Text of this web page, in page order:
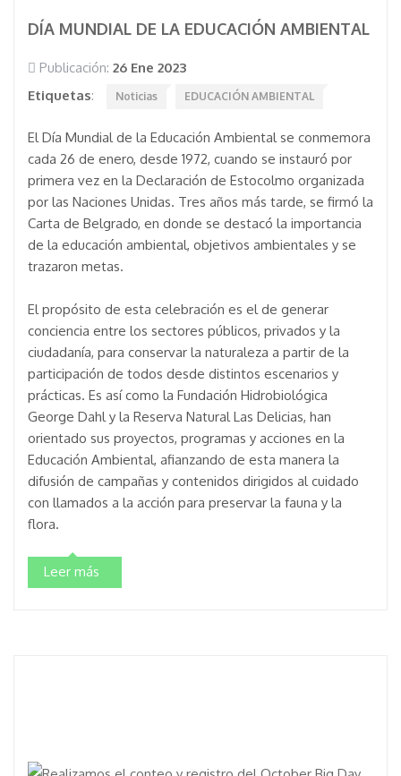
DÍA MUNDIAL DE LA EDUCACIÓN AMBIENTAL
Publicación: 26 Ene 2023
Etiquetas: Noticias EDUCACIÓN AMBIENTAL
El Día Mundial de la Educación Ambiental se conmemora
cada 26 de enero, desde 1972, cuando se instauró por
primera vez en la Declaración de Estocolmo organizada
por las Naciones Unidas. Tres años más tarde, se firmó la
Carta de Belgrado, en donde se destacó la importancia
de la educación ambiental, objetivos ambientales y se
trazaron metas.
El propósito de esta celebración es el de generar
conciencia entre los sectores públicos, privados y la
ciudadanía, para conservar la naturaleza a partir de la
participación de todos desde distintos escenarios y
prácticas. Es así como la Fundación Hidrobiológica
George Dahl y la Reserva Natural Las Delicias, han
orientado sus proyectos, programas y acciones en la
Educación Ambiental, afianzando de esta manera la
difusión de campañas y contenidos dirigidos al cuidado
con llamados a la acción para preservar la fauna y la
flora.
Leer más